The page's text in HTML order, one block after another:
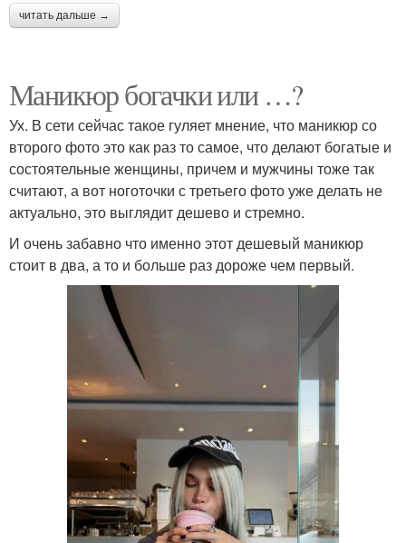
читать дальше →
Маникюр богачки или …?
Ух. В сети сейчас такое гуляет мнение, что маникюр со
второго фото это как раз то самое, что делают богатые и
состоятельные женщины, причем и мужчины тоже так
считают, а вот ноготочки с третьего фото уже делать не
актуально, это выглядит дешево и стремно.
И очень забавно что именно этот дешевый маникюр
стоит в два, а то и больше раз дороже чем первый.